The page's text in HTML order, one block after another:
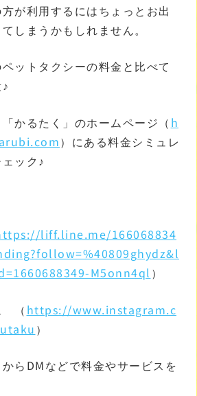
が利用するにはちょっとお出
しまうかもしれません。
ットタクシーの料金と比べて
かるたく」のホームページ（ h
）にある料金シミュレ
ック♪
liff.line.me/166068834
M5onn4ql ）
（ https://www.instagram.c
）
らDMなどで料金やサービスを